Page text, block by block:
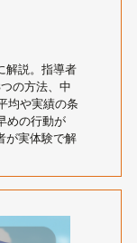
解説。指導者
の方法、中
均や実績の条
めの行動が
が実体験で解